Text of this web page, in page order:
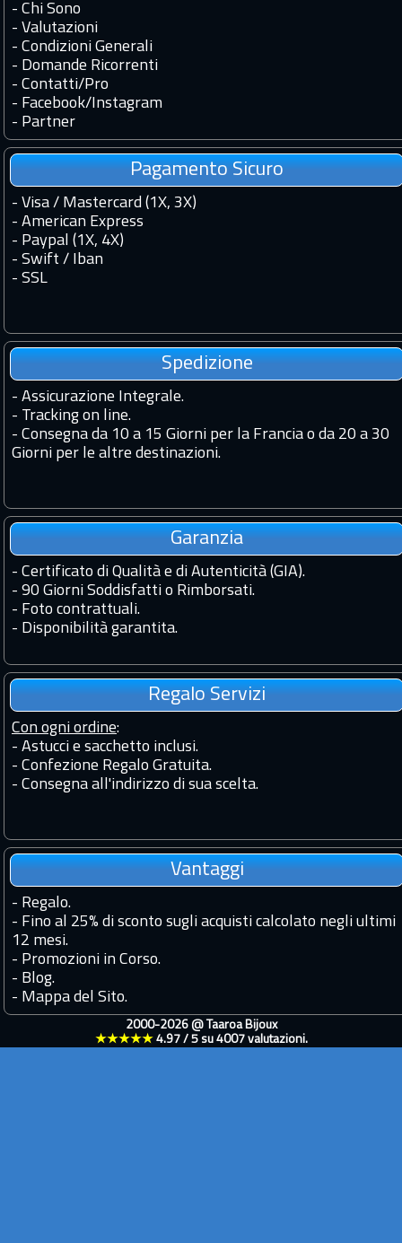
- Chi Sono
- Valutazioni
- Condizioni Generali
- Domande Ricorrenti
- Contatti/Pro
- Facebook/Instagram
- Partner
Pagamento Sicuro
- Visa / Mastercard (1X, 3X)
- American Express
- Paypal (1X, 4X)
- Swift / Iban
- SSL
Spedizione
- Assicurazione Integrale.
- Tracking on line.
- Consegna da 10 a 15 Giorni per la Francia o da 20 a 30
Giorni per le altre destinazioni.
Garanzia
- Certificato di Qualità e di Autenticità (GIA).
- 90 Giorni Soddisfatti o Rimborsati.
- Foto contrattuali.
- Disponibilità garantita.
Regalo Servizi
Con ogni ordine:
- Astucci e sacchetto inclusi.
- Confezione Regalo Gratuita.
- Consegna all'indirizzo di sua scelta.
Vantaggi
- Regalo.
- Fino al 25% di sconto sugli acquisti calcolato negli ultimi
12 mesi.
- Promozioni in Corso.
- Blog.
- Mappa del Sito.
2000-2026 @ Taaroa Bijoux
★★★★★ 4.97/ 5su 4007valutazioni.